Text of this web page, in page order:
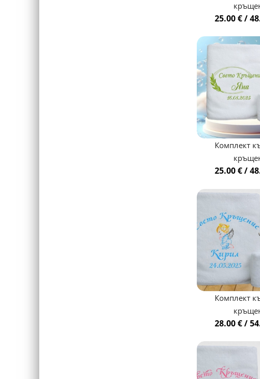
25.00 € /
Комплект
25.00 € /
Комплект
28.00 € /